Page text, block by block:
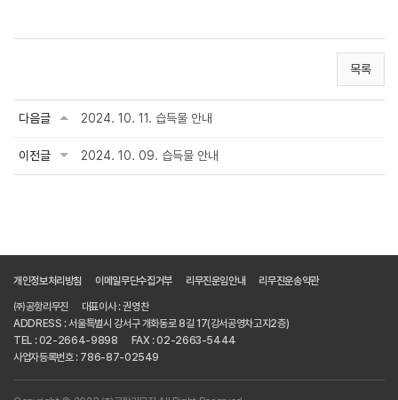
목록
다음글 2024. 10. 11. 습득물 안내
이전글 2024. 10. 09. 습득물 안내
개인정보처리방침 이메일무단수집거부 리무진운임안내 리무진운송약관
㈜공항리무진
대표이사 : 권영찬
ADDRESS : 서울특별시 강서구 개화동로 8길 17(강서공영차고지2층)
TEL : 02-2664-9898
FAX : 02-2663-5444
사업자등록번호 : 786-87-02549